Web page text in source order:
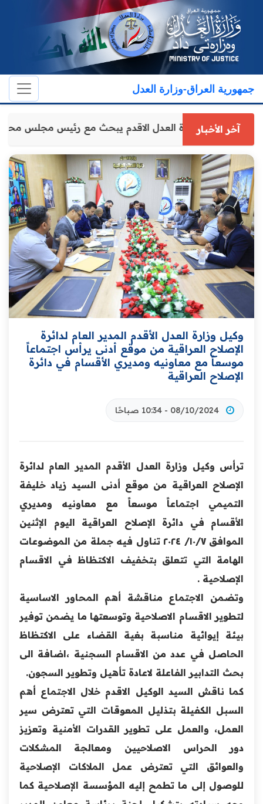
جمهورية العراق-وزارة العدل
آخر الأخباروكيل وزارة العدل الاقدم يبحث مع رئيس مجلس
وكيل وزارة العدل الأقدم المدير العام لدائرة
الإصلاح العراقية من موقع أدنى يرأس اجتماعاً
موسعاً مع معاونيه ومديري الأقسام في دائرة
الإصلاح العراقية
08/10/2024 - 10:34 صباحًا
ترأس وكيل وزارة العدل الأقدم المدير العام لدائرة
الإصلاح العراقية من موقع أدنى السيد زياد خليفة
التميمي اجتماعاً موسعاً مع معاونيه ومديري
الأقسام في دائرة الإصلاح العراقية اليوم الإثنين
الموافق ١٠/٧/ ٢٠٢٤ تناول فيه جملة من الموضوعات
الهامة التي تتعلق بتخفيف الاكتظاظ في الاقسام
الإصلاحية .
وتضمن الاجتماع مناقشة أهم المحاور الاساسية
لتطوير الاقسام الاصلاحية وتوسعتها ما يضمن توفير
بيئة إيوائية مناسبة بغية القضاء على الاكتظاظ
الحاصل في عدد من الاقسام السجنية ،اضافة الى
بحث التدابير الفاعلة لاعادة تأهيل وتطوير السجون.
كما ناقش السيد الوكيل الاقدم خلال الاجتماع أهم
السبل الكفيلة بتذليل المعوقات التي تعترض سير
العمل، والعمل على تطوير القدرات الأمنية وتعزيز
دور الحراس الاصلاحيين ومعالجة المشكلات
والعوائق التي تعترض عمل الملاكات الإصلاحية
للوصول إلى ما تطمح إليه المؤسسة الإصلاحية كما